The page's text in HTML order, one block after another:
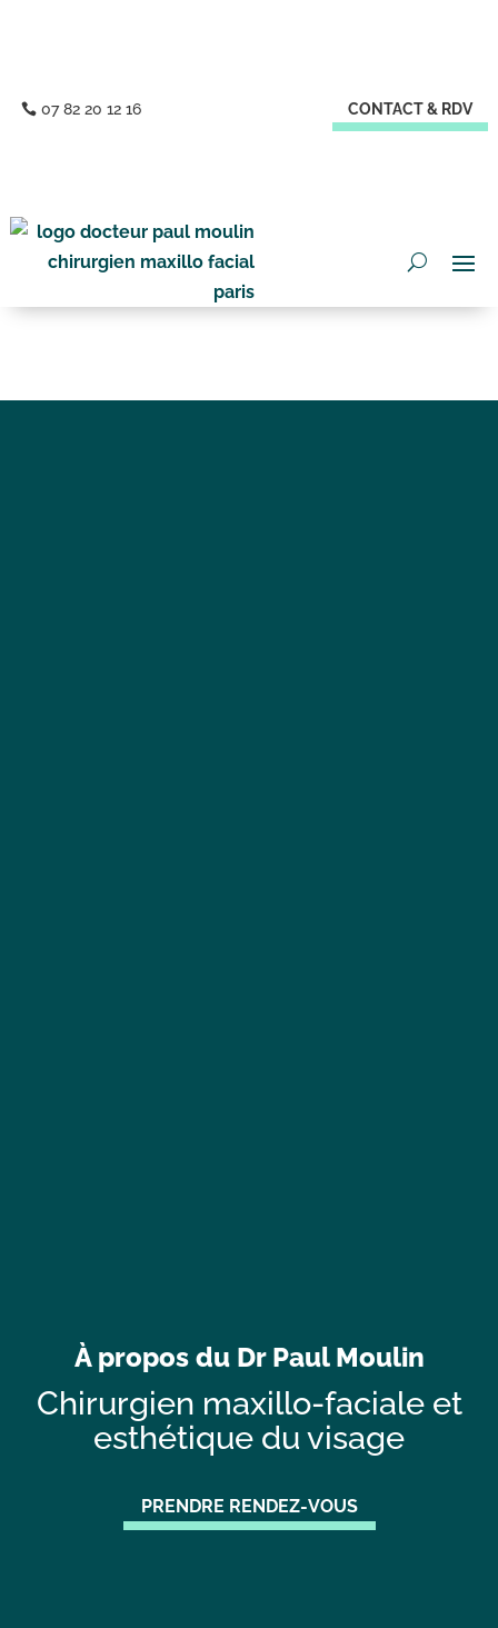
07 82 20 12 16 CONTACT & RDV
À propos du Dr Paul Moulin
Chirurgien maxillo-faciale et
esthétique du visage
PRENDRE RENDEZ-VOUS